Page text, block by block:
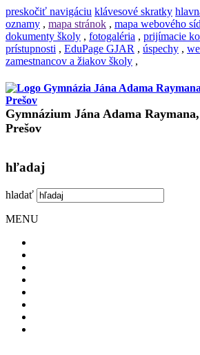
preskočiť navigáciu klávesové skratky
oznamy , mapa stránok , mapa webového
dokumenty školy , fotogaléria , prijímacie
prístupnosti , EduPage GJAR , úspechy ,
zamestnancov a žiakov školy ,
Gymnázium Jána Adama
Prešov
hľadaj
hladať
MENU